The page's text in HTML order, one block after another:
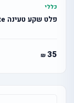
כללי
פלט שקע טעינה Meizu M3 Note
35